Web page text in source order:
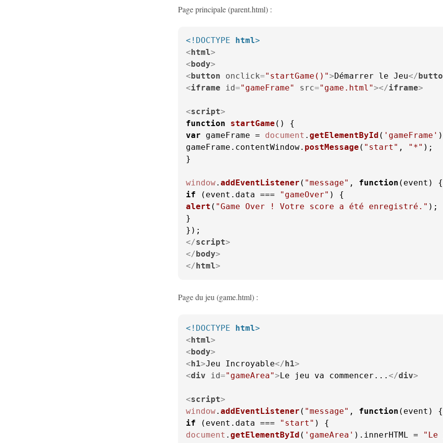
Page principale (parent.html) :
<!DOCTYPE html>
<html>
<body>
<button onclick="startGame()">Démarrer le Jeu</
<iframe id="gameFrame" src="game.html"></iframe>
<script>
function
startGame (
var gameFrame = document . getElementById ( 'gameFrame'
gameFrame. contentWindow. postMessage ( "start" , "*" );
}
window. addEventListener ( "message" , function ( event
if (event. data === "gameOver"
alert ( "Game Over ! Votre score a été enregistré." );
}
</script>
</body>
</html>
Page du jeu (game.html) :
<!DOCTYPE html>
<html>
<body>
<h1>Jeu Incroyable</h1>
<div id="gameArea">Le jeu va commencer... </div>
<script>
window. addEventListener ( "message" , function ( event
if (event. data === "start"
document . getElementById ( 'gameArea' ). innerHTML = "Le